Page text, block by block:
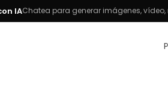
IAChatea para generar imágenes,